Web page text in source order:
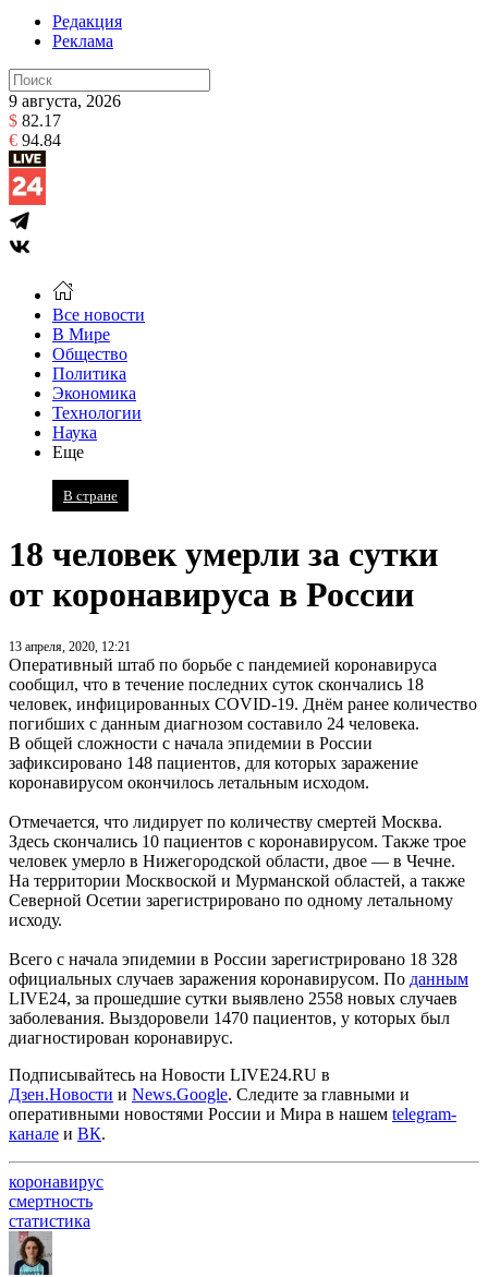
Редакция
Реклама
9 августа, 2026
$ 82.17
€ 94.84
Все новости
В Мире
Общество
Политика
Экономика
Технологии
Наука
Еще
В стране
18 человек умерли за сутки
от коронавируса в России
13 апреля, 2020, 12:21
Оперативный штаб по борьбе с пандемией коронавируса
сообщил, что в течение последних суток скончались 18
человек, инфицированных COVID-19. Днём ранее количество
погибших с данным диагнозом составило 24 человека.
В общей сложности с начала эпидемии в России
зафиксировано 148 пациентов, для которых заражение
коронавирусом окончилось летальным исходом.
Отмечается, что лидирует по количеству смертей Москва.
Здесь скончались 10 пациентов с коронавирусом. Также трое
человек умерло в Нижегородской области, двое — в Чечне.
На территории Москвоской и Мурманской областей, а также
Северной Осетии зарегистрировано по одному летальному
исходу.
Всего с начала эпидемии в России зарегистрировано 18 328
официальных случаев заражения коронавирусом. По данным
LIVE24, за прошедшие сутки выявлено 2558 новых случаев
заболевания. Выздоровели 1470 пациентов, у которых был
диагностирован коронавирус.
Подписывайтесь на Новости LIVE24.RU в
Дзен.Новости и News.Google. Следите за главными и
оперативными новостями России и Мира в нашем telegram-
канале и ВК.
коронавирус
смертность
статистика